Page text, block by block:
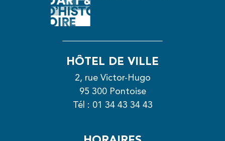
HÔTEL DE VILLE
2, rue Victor-Hugo
95 300 Pontoise
Tél : 01 34 43 34 43